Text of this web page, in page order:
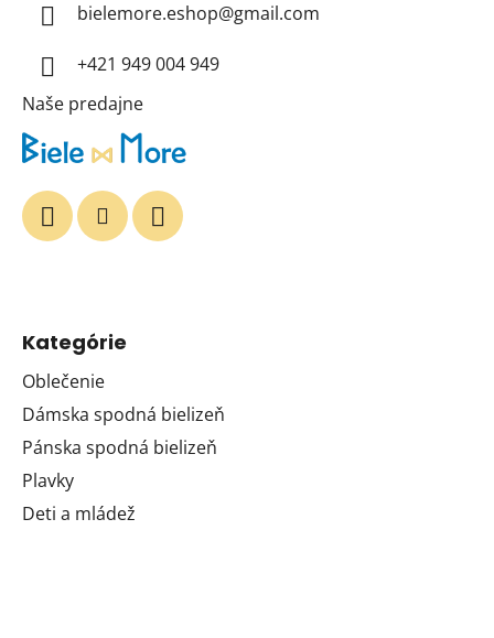
bielemore.eshop@gmail.com
+421 949 004 949
Naše predajne
Kategórie
Oblečenie
Dámska spodná bielizeň
Pánska spodná bielizeň
Plavky
Deti a mládež